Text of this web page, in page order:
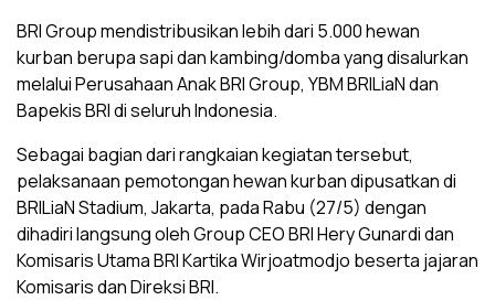
BRI Group mendistribusikan lebih dari 5.000 hewan
kurban berupa sapi dan kambing/domba yang disalurkan
melalui Perusahaan Anak BRI Group, YBM BRILiaN dan
Bapekis BRI di seluruh Indonesia.
Sebagai bagian dari rangkaian kegiatan tersebut,
pelaksanaan pemotongan hewan kurban dipusatkan di
BRILiaN Stadium, Jakarta, pada Rabu (27/5) dengan
dihadiri langsung oleh Group CEO BRI Hery Gunardi dan
Komisaris Utama BRI Kartika Wirjoatmodjo beserta jajaran
Komisaris dan Direksi BRI.